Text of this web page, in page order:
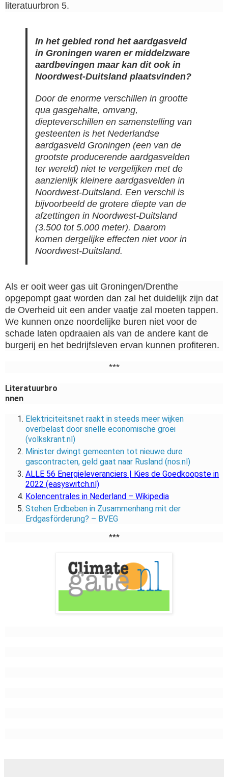
literatuurbron 5.
In het gebied rond het aardgasveld
in Groningen waren er middelzware
aardbevingen maar kan dit ook in
Noordwest-Duitsland plaatsvinden?
Door de enorme verschillen in grootte
qua gasgehalte, omvang,
diepteverschillen en samenstelling van
gesteenten is het Nederlandse
aardgasveld Groningen (een van de
grootste producerende aardgasvelden
ter wereld) niet te vergelijken met de
aanzienlijk kleinere aardgasvelden in
Noordwest-Duitsland. Een verschil is
bijvoorbeeld de grotere diepte van de
afzettingen in Noordwest-Duitsland
(3.500 tot 5.000 meter). Daarom
komen dergelijke effecten niet voor in
Noordwest-Duitsland.
Als er ooit weer gas uit Groningen/Drenthe
opgepompt gaat worden dan zal het duidelijk zijn dat
de Overheid uit een ander vaatje zal moeten tappen.
We kunnen onze noordelijke buren niet voor de
schade laten opdraaien als van de andere kant de
burgerij en het bedrijfsleven ervan kunnen profiteren.
***
Literatuurbro
nnen
Elektriciteitsnet raakt in steeds meer wijken
overbelast door snelle economische groei
(volkskrant.nl)
Minister dwingt gemeenten tot nieuwe dure
gascontracten, geld gaat naar Rusland (nos.nl)
ALLE 56 Energieleveranciers | Kies de Goedkoopste in
2022 (easyswitch.nl)
Kolencentrales in Nederland – Wikipedia
Stehen Erdbeben in Zusammenhang mit der
Erdgasförderung? – BVEG
***